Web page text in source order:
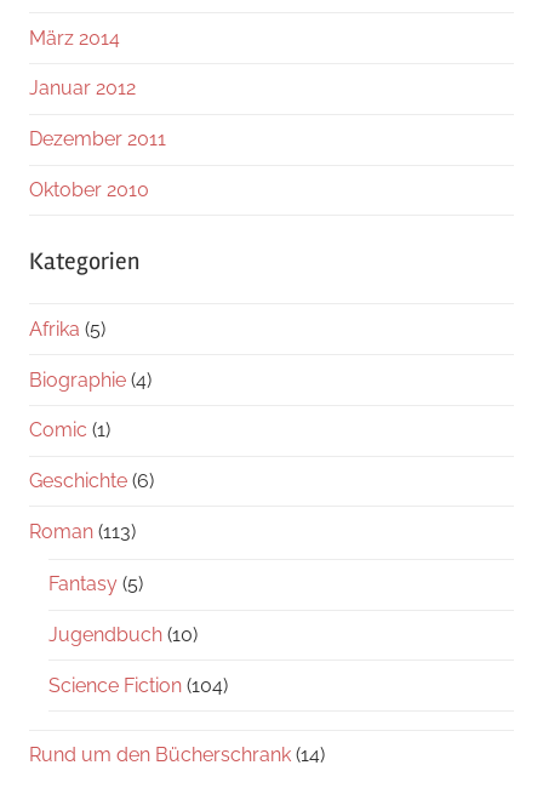
März 2014
Januar 2012
Dezember 2011
Oktober 2010
Kategorien
Afrika (5)
Biographie (4)
Comic (1)
Geschichte (6)
Roman (113)
Fantasy (5)
Jugendbuch (10)
Science Fiction (104)
Rund um den Bücherschrank (14)